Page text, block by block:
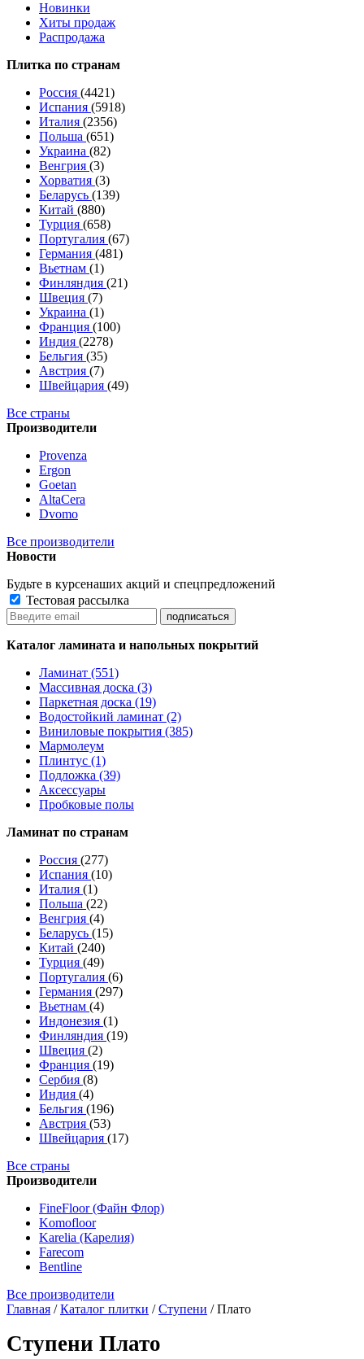
Новинки
Хиты продаж
Распродажа
Плитка по странам
Россия (4421)
Испания (5918)
Италия (2356)
Польша (651)
Украина (82)
Венгрия (3)
Хорватия (3)
Беларусь (139)
Китай (880)
Турция (658)
Португалия (67)
Германия (481)
Вьетнам (1)
Финляндия (21)
Швеция (7)
Украина (1)
Франция (100)
Индия (2278)
Бельгия (35)
Австрия (7)
Швейцария (49)
Все страны
Производители
Provenza
Ergon
Goetan
AltaСera
Dvomo
Все производители
Новости
Будьте в курсенаших акций и спецпредложений
Тестовая рассылка
Каталог ламината и напольных покрытий
Ламинат (551)
Массивная доска (3)
Паркетная доска (19)
Водостойкий ламинат (2)
Виниловые покрытия (385)
Мармолеум
Плинтус (1)
Подложка (39)
Аксессуары
Пробковые полы
Ламинат по странам
Россия (277)
Испания (10)
Италия (1)
Польша (22)
Венгрия (4)
Беларусь (15)
Китай (240)
Турция (49)
Португалия (6)
Германия (297)
Вьетнам (4)
Индонезия (1)
Финляндия (19)
Швеция (2)
Франция (19)
Сербия (8)
Индия (4)
Бельгия (196)
Австрия (53)
Швейцария (17)
Все страны
Производители
FineFloor (Файн Флор)
Komofloor
Karelia (Карелия)
Farecom
Bentline
Все производители
Главная /Каталог плитки /Ступени /Плато
Ступени Плато